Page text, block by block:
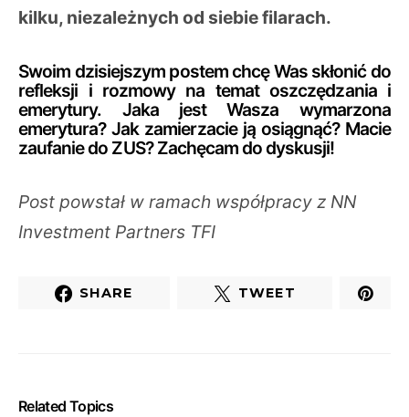
kilku, niezależnych od siebie filarach.
Swoim dzisiejszym postem chcę Was skłonić do
refleksji i rozmowy na temat oszczędzania i
emerytury. Jaka jest Wasza wymarzona
emerytura? Jak zamierzacie ją osiągnąć? Macie
zaufanie do ZUS? Zachęcam do dyskusji!
Post powstał w ramach współpracy z NN
Investment Partners TFI
SHARE TWEET
Related Topics